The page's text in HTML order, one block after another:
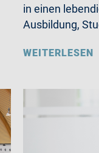
in einen
Ausbildung,
WEITERLESEN